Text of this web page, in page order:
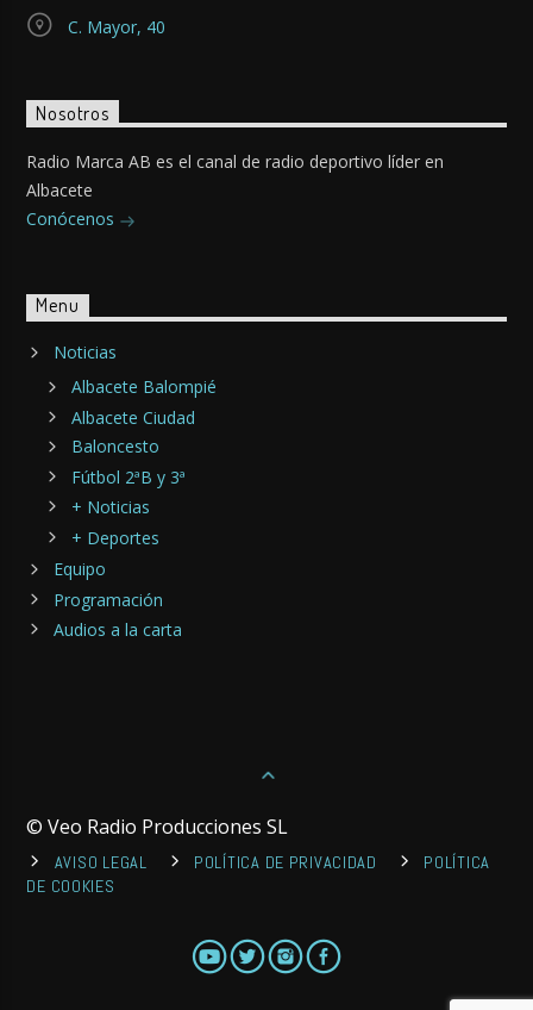
C. Mayor, 40
Nosotros
Radio Marca AB es el canal de radio deportivo líder en
Albacete
Conócenos
Menu
Noticias
Albacete Balompié
Albacete Ciudad
Baloncesto
Fútbol 2ªB y 3ª
+ Noticias
+ Deportes
Equipo
Programación
Audios a la carta
© Veo Radio Producciones SL
AVISO LEGAL POLÍTICA DE PRIVACIDAD
POLÍTICA
DE COOKIES